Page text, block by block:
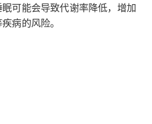
可能会导致代谢率降低，增加
病的风险。